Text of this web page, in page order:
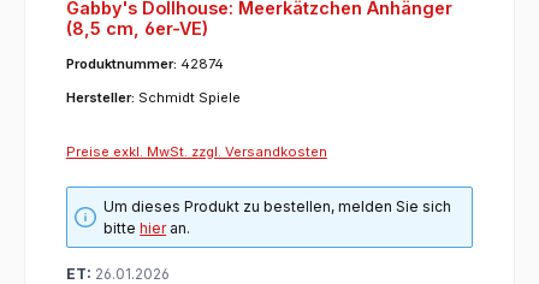
Gabby's Dollhouse: Meerkätzchen Anhänger
(8,5 cm, 6er-VE)
Produktnummer: 42874
Hersteller: Schmidt Spiele
Preise exkl. MwSt. zzgl. Versandkosten
Um dieses Produkt zu bestellen, melden Sie sich
bittehieran.
ET: 26.01.2026